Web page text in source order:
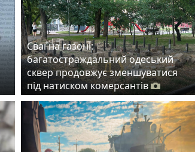
Сваї на газоні:
багатостраждальний одеський
сквер продовжує зменшуватися
під натиском комерсантів